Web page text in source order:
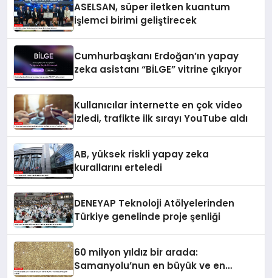
ASELSAN, süper iletken kuantum
işlemci birimi geliştirecek
Cumhurbaşkanı Erdoğan’ın yapay
zeka asistanı “BİLGE” vitrine çıkıyor
Kullanıcılar internette en çok video
izledi, trafikte ilk sırayı YouTube aldı
AB, yüksek riskli yapay zeka
kurallarını erteledi
DENEYAP Teknoloji Atölyelerinden
Türkiye genelinde proje şenliği
60 milyon yıldız bir arada:
Samanyolu’nun en büyük ve en